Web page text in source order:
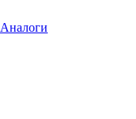
Аналоги